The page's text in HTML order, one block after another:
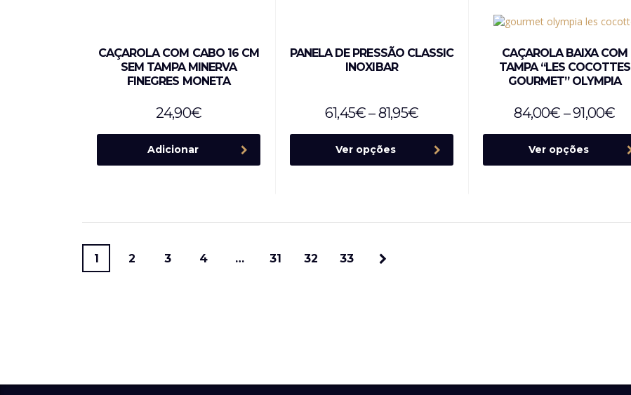
CAÇAROLA COM CABO 16 CM
SEM TAMPA MINERVA
FINEGRES MONETA
24,90€
Adicionar
PANELA DE PRESSÃO CLASSIC
INOXIBAR
61,45€–81,95€
Ver opções
CAÇAROLA BAIXA COM
TAMPA “LES COCOTTES
GOURMET” OLYMPIA
84,00€ –91,00€
Ver opções
1 2 3 4 … 31 32 33